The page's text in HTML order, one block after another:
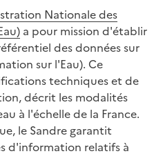
Nationale des
a pour mission d'établir
des données sur
sur l'Eau). Ce
techniques et de
décrit les modalités
à l'échelle de la France.
le Sandre garantit
d'information relatifs à